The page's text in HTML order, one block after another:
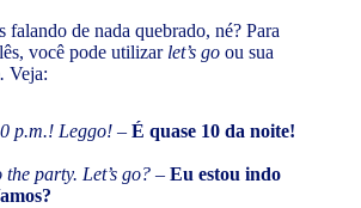
falando de nada quebrado, né? Para
você pode utilizar let’s go ou sua
Veja:
p.m.! Leggo! – É quase 10 da noite!
the party. Let’s go? – Eu estou indo